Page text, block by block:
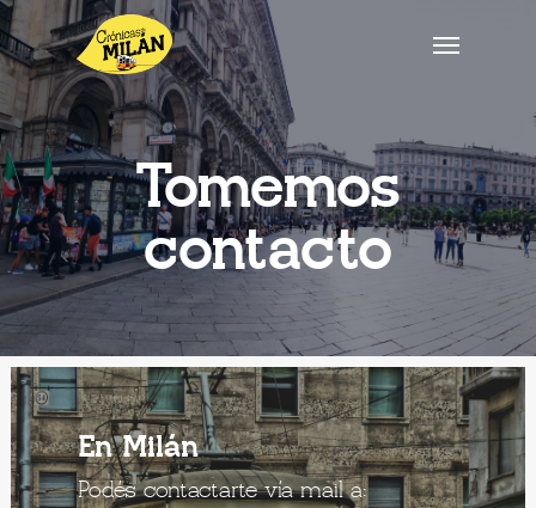
Tomemos
contacto
En Milán
Podés contactartevía mail a: